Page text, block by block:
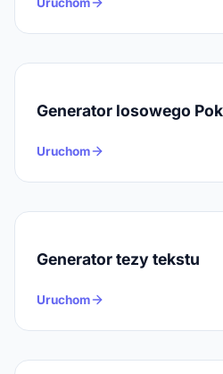
Generator losowego
Uruchom
Generator tezy tekstu
Uruchom